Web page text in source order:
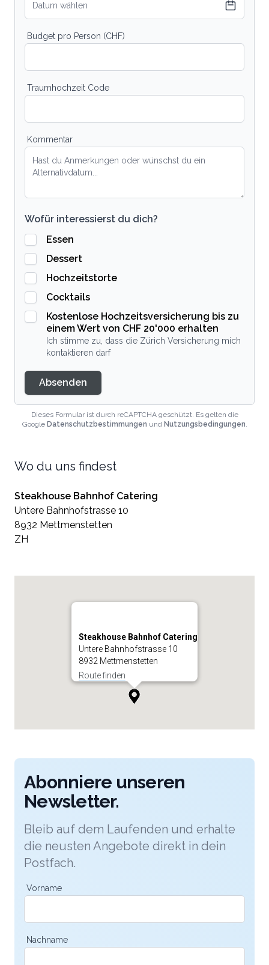
Datum wählen
Budget pro Person (CHF)
Traumhochzeit Code
Kommentar
Wofür interessierst du dich?
Essen
Dessert
Hochzeitstorte
Cocktails
Kostenlose Hochzeitsversicherung bis zu
einem Wert von CHF 20'000 erhalten
Ich stimme zu, dass die Zürich Versicherung mich
kontaktieren darf
Absenden
Dieses Formular ist durch reCAPTCHA geschützt. Es gelten die
Google Datenschutzbestimmungen und Nutzungsbedingungen.
Wo du uns findest
Steakhouse Bahnhof Catering
Untere Bahnhofstrasse 10
8932 Mettmenstetten
ZH
Steakhouse Bahnhof Catering
Untere Bahnhofstrasse 10
8932 Mettmenstetten
Route finden
Abonniere unseren
Newsletter.
Bleib auf dem Laufenden und erhalte
die neusten Angebote direkt in dein
Postfach.
Vorname
Nachname